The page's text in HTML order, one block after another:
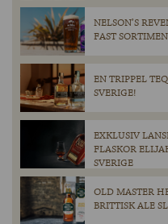
NELSON’S
FAST
EN TRIPPEL
SVERIGE!
EXKLUSIV
FLASKOR
SVERIGE
OLD MASTER
BRITTISK ALE